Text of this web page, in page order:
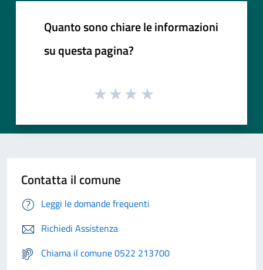
Quanto sono chiare le informazioni
su questa pagina?
Contatta il comune
Leggi le domande frequenti
Richiedi Assistenza
Chiama il comune 0522 213700